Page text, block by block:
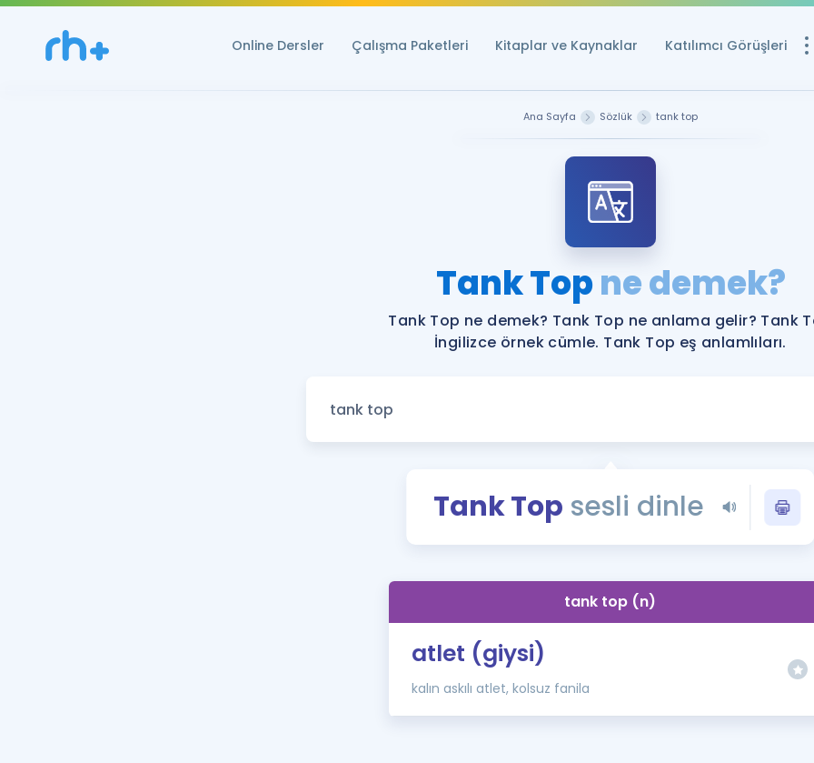
Online Dersler Çalışma Paketleri Kitaplar ve Kaynaklar Katılımcı Görüşleri
YDS ve YÖKDİL
YDS ve YÖKDİL'e
Tüm ÖSYM
YDS - YÖKDİL
İngilizce Gramer
Ana Sayfa Sözlük tank top
Tank Topne demek?
Tank Top ne demek? Tank Top ne anlama gelir? Tank
İngilizce örnek cümle. Tank Top eş anlamlıları.
Tank Top sesli dinle
tank top (n)
atlet (giysi)
kalın askılı atlet, kolsuz fanila